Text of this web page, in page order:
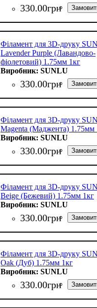
330.00грн
Філамент для 3D-друку
Lavender Purple (Лавандово-
фіолетовий) 1.75мм 1кг
SUNLU
330.00грн
Філамент для 3D-друку
Magenta (Маджента) 1.75мм
SUNLU
330.00грн
Філамент для 3D-друку
Beige (Бежевий) 1.75мм 1кг
SUNLU
330.00грн
Філамент для 3D-друку
Oak (Дуб) 1.75мм 1кг
SUNLU
330.00грн